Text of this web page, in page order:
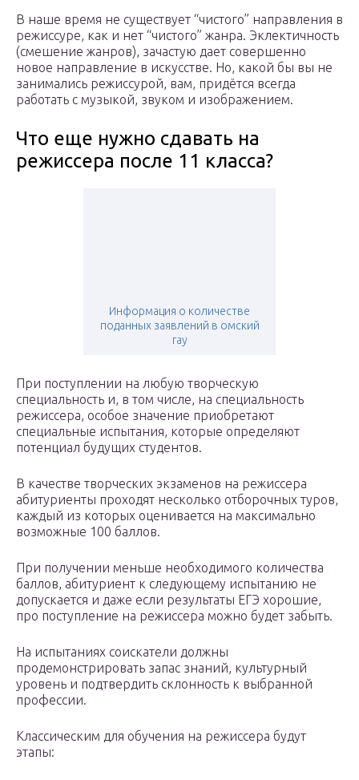
В наше время не существует “чистого” направления в
режиссуре, как и нет “чистого” жанра. Эклектичность
(смешение жанров), зачастую дает совершенно
новое направление в искусстве. Но, какой бы вы не
занимались режиссурой, вам, придётся всегда
работать с музыкой, звуком и изображением.
Что еще нужно сдавать на
режиссера после 11 класса?
Информация о количестве
поданных заявлений в омский
гау
При поступлении на любую творческую
специальность и, в том числе, на специальность
режиссера, особое значение приобретают
специальные испытания, которые определяют
потенциал будущих студентов.
В качестве творческих экзаменов на режиссера
абитуриенты проходят несколько отборочных туров,
каждый из которых оценивается на максимально
возможные 100 баллов.
При получении меньше необходимого количества
баллов, абитуриент к следующему испытанию не
допускается и даже если результаты ЕГЭ хорошие,
про поступление на режиссера можно будет забыть.
На испытаниях соискатели должны
продемонстрировать запас знаний, культурный
уровень и подтвердить склонность к выбранной
профессии.
Классическим для обучения на режиссера будут
этапы: